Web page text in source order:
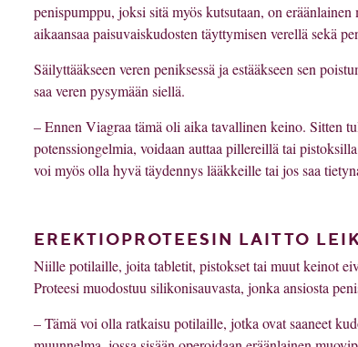
penispumppu, joksi sitä myös kutsutaan, on
aikaansaa paisuvaiskudosten täyttymisen verellä sekä
Säilyttääkseen veren peniksessä ja estääkseen sen
saa veren pysymään siellä.
– Ennen Viagraa tämä oli aika tavallinen keino. Sitten
potenssiongelmia, voidaan auttaa pillereillä tai
voi myös olla hyvä täydennys lääkkeille tai jos saa
EREKTIOPROTEESIN LAITTO
Niille potilaille, joita tabletit, pistokset tai muut keinot
Proteesi muodostuu silikonisauvasta, jonka ansiosta
– Tämä voi olla ratkaisu potilaille, jotka ovat saaneet